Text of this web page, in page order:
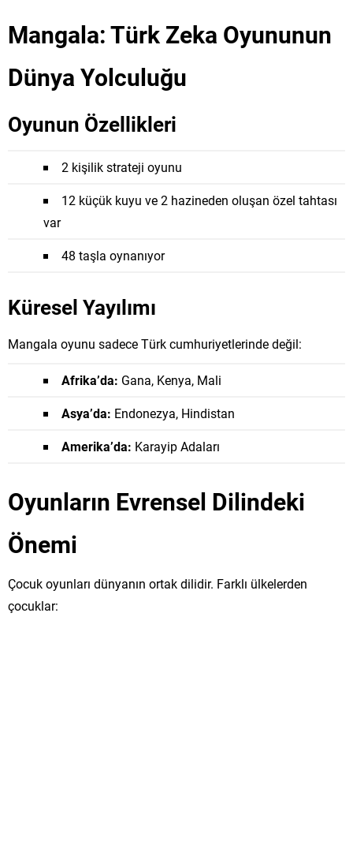
Mangala: Türk Zeka Oyununun
Dünya Yolculuğu
Oyunun Özellikleri
2 kişilik strateji oyunu
12 küçük kuyu ve 2 hazineden oluşan özel tahtası
var
48 taşla oynanıyor
Küresel Yayılımı
Mangala oyunu sadece Türk cumhuriyetlerinde değil:
Afrika’da: Gana, Kenya, Mali
Asya’da: Endonezya, Hindistan
Amerika’da: Karayip Adaları
Oyunların Evrensel Dilindeki
Önemi
Çocuk oyunları dünyanın ortak dilidir. Farklı ülkelerden
çocuklar: